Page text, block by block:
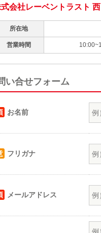
会社レーベントラスト
所在地
営業時間
い合せフォーム
お名前
フリガナ
メールアドレス